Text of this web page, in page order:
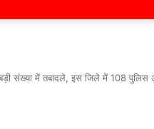
संख्या में तबादले, इस​ जिले में 108 पुलिस